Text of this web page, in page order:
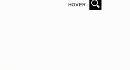
HOVER